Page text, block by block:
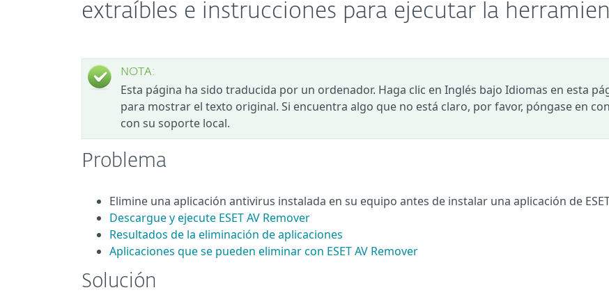
extraíbles e instrucciones para ejecutar la
NOTA:
Esta página ha sido traducida por un ordenador. Haga clic en Inglés bajo Idiomas en esta
para mostrar el texto original. Si encuentra algo que no está claro, por favor, póngase en
con su soporte local.
Problema
Elimine una aplicación antivirus instalada en su equipo antes de instalar una aplicación de
Descargue y ejecute ESET AV Remover
Resultados de la eliminación de aplicaciones
Aplicaciones que se pueden eliminar con ESET AV Remover
Solución